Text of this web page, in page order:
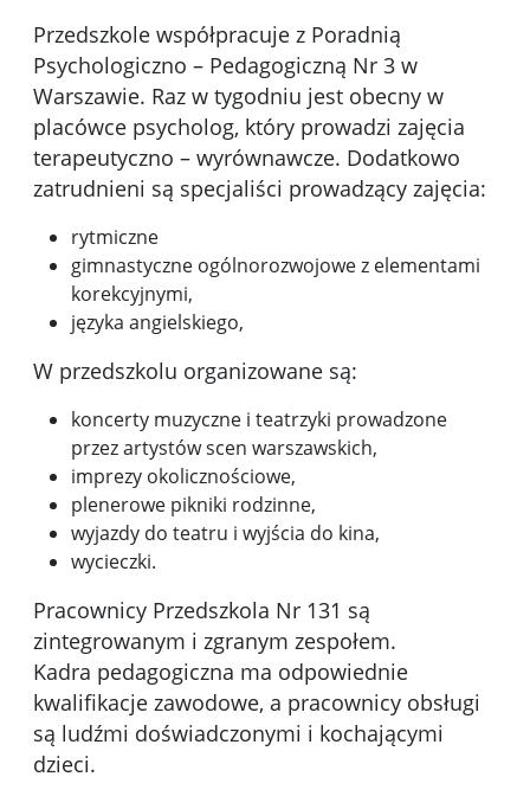
Przedszkole współpracuje z Poradnią
Psychologiczno – Pedagogiczną Nr 3 w
Warszawie. Raz w tygodniu jest obecny w
placówce psycholog, który prowadzi zajęcia
terapeutyczno – wyrównawcze. Dodatkowo
zatrudnieni są specjaliści prowadzący zajęcia:
rytmiczne
gimnastyczne ogólnorozwojowe z elementami
korekcyjnymi,
języka angielskiego,
W przedszkolu organizowane są:
koncerty muzyczne i teatrzyki prowadzone
przez artystów scen warszawskich,
imprezy okolicznościowe,
plenerowe pikniki rodzinne,
wyjazdy do teatru i wyjścia do kina,
wycieczki.
Pracownicy Przedszkola Nr 131 są
zintegrowanym i zgranym zespołem.
Kadra pedagogiczna ma odpowiednie
kwalifikacje zawodowe, a pracownicy obsługi
są ludźmi doświadczonymi i kochającymi
dzieci.